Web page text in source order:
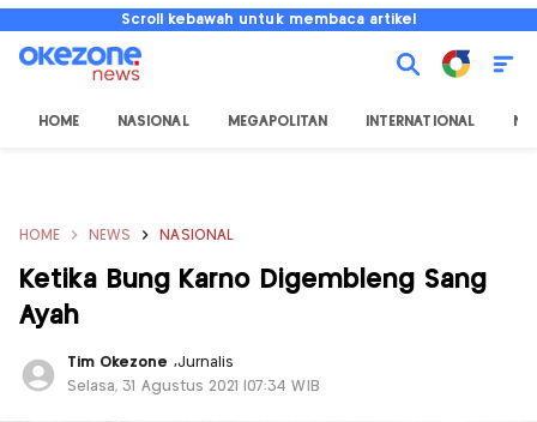
Scroll kebawah untuk membaca artikel
HOME NASIONAL MEGAPOLITAN INTERNATIONAL
HOME NEWS NASIONAL
Ketika Bung Karno Digembleng Sang
Ayah
Tim Okezone ,Jurnalis
Selasa, 31 Agustus 2021 |07:34 WIB